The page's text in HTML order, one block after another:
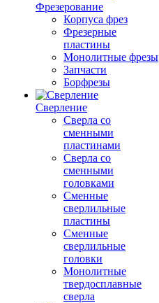
Фрезерование
Корпуса фрез
Фрезерные
пластины
Монолитные фрезы
Запчасти
Борфрезы
Сверление
Сверла со
сменными
пластинами
Сверла со
сменными
головками
Сменные
сверлильные
пластины
Сменные
сверлильные
головки
Монолитные
твердосплавные
сверла